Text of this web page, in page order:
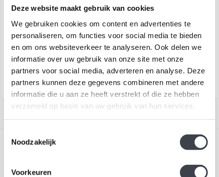
Deze website maakt gebruik van cookies
We gebruiken cookies om content en advertenties te
personaliseren, om functies voor social media te bieden
en om ons websiteverkeer te analyseren. Ook delen we
informatie over uw gebruik van onze site met onze
partners voor social media, adverteren en analyse. Deze
partners kunnen deze gegevens combineren met andere
informatie die u aan ze heeft verstrekt of die ze hebben
verzameld op basis van uw gebruik van hun services.
Noodzakelijk
Voorkeuren
Mats Jonasson Arend
Kristallen beeld van een
arend naar ontwerp van
Mats Jonasson...
€169,00
Mats Jonasson uil
Kristallen Oehoe –
Handgemaakt door Mats
Jonasson
€269,00